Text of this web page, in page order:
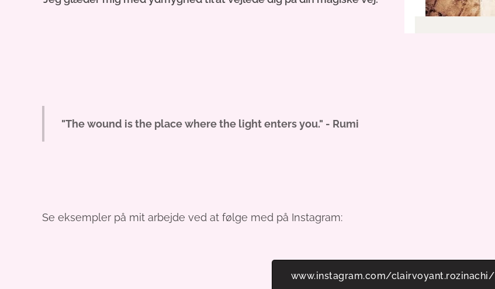
"The wound is the place where the light enters you." - Rumi
Se eksempler på mit arbejde ved at følge med på Instagram:
www.instagram.com/clairvoyant.rozinachi/